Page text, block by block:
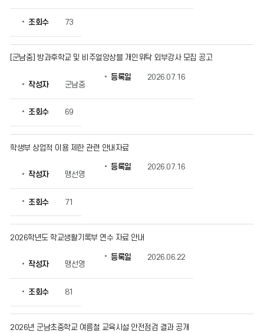
과
게
시
작
자,
인
있
습
조회수 73
[군남중] 방과후학교 및 비주얼앙상블 개인위탁 외부강사 모집 공고
작성자 군남중
등록일 2026.07.16
조회수 69
학생부 상업적 이용 제한 관련 안내자료
작성자 맹선영
등록일 2026.07.16
조회수 71
2026학년도 학교생활기록부 연수 자료 안내
작성자 맹선영
등록일 2026.06.22
조회수 81
2026년 군남초중학교 여름철 교육시설 안전점검 결과 공개